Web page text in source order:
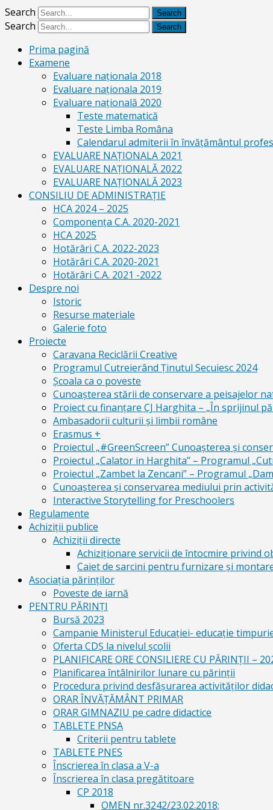
Search
Search
Prima pagină
Examene
Evaluare naționala 2018
Evaluare naționala 2019
Evaluare națională 2020
Teste matematică
Teste Limba Româna
Calendarul admiterii în învăţământul
EVALUARE NAȚIONALA 2021
EVALUARE NAŢIONALĂ 2022
EVALUARE NAŢIONALĂ 2023
CONSILIU DE ADMINISTRAȚIE
HCA 2024 – 2025
Componența C.A. 2020-2021
HCA 2025
Hotărâri C.A. 2022-2023
Hotărâri C.A. 2020-2021
Hotărâri C.A. 2021 -2022
Despre noi
Istoric
Resurse materiale
Galerie foto
Proiecte
Caravana Reciclării Creative
Programul Cutreierând Ținutul Secuiesc 2024
Școala ca o poveste
Cunoaşterea stării de conservare a peisajelor
Proiect cu finanţare CJ Harghita – „În sprijinul
Ambasadorii culturii și limbii române
Erasmus +
Proiectul „#GreenScreen” Cunoașterea şi
Proiectul „Calator in Harghita” – Programul
Proiectul „Zambet la Zencani” – Programul
Cunoașterea și conservarea mediului prin
Interactive Storytelling for Preschoolers
Regulamente
Achiziții publice
Achiziții directe
Achiziționare servicii de întocmire privind
Caiet de sarcini pentru furnizare și
Asociația părinților
Poveste de iarnă
PENTRU PĂRINȚI
Bursă 2023
Campanie Ministerul Educației- educație
Oferta CDŞ la nivelul şcolii
PLANIFICARE ORE CONSILIERE CU PĂRINȚII –
Planificarea întâlnirilor lunare cu părinții
Procedura privind desfășurarea activităților
ORAR ÎNVĂȚĂMÂNT PRIMAR
ORAR GIMNAZIU pe cadre didactice
TABLETE PNSA
Criterii pentru tablete
TABLETE PNES
Înscrierea în clasa a V-a
Înscrierea în clasa pregătitoare
CP 2018
OMEN nr.3242/23.02.2018;